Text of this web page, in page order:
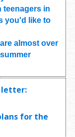
teenagers in
you'd like to
almost over
letter:
for the